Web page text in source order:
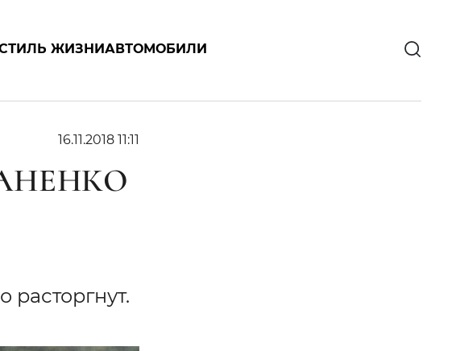
ЖИЗНИАВТОМОБИЛИ
16.11.2018 11:11